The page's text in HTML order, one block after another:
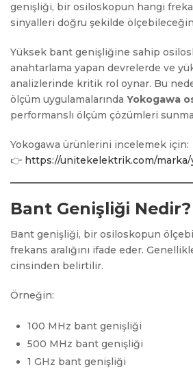
genişliği, bir osiloskopun hangi
sinyalleri doğru şekilde
Yüksek bant genişliğine sahip
anahtarlama yapan devrelerde ve
analizlerinde kritik rol oynar. Bu
ölçüm uygulamalarında Yokogawa
performanslı ölçüm çözümleri
Yokogawa ürünlerini incelemek için:
👉 https://unitekelektrik.com/
Bant Genişliği Nedir?
Bant genişliği, bir osiloskopun
frekans aralığını ifade eder.
cinsinden belirtilir.
Örneğin:
100 MHz bant genişliği
500 MHz bant genişliği
1 GHz bant genişliği